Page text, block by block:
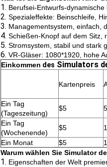
1. Berufsei-Entwurfs-
2. Spezialeffekte: Beinschleife,
3. Managementsystem, einfach,
4. Schießen-Knopf auf dem Sitz,
5. Stromsystem, stabil und stark
6. VR-Gläser: 1080*1920, hohe
Einkommen des Simulators
Kartenpreis
Ein Tag
(Tageszeitung)
$5
Ein Tag
(Wochenende)
$5
Ein Monat
$5
Warum wählen Sie Simulator
1. Eigenschaften der Welt